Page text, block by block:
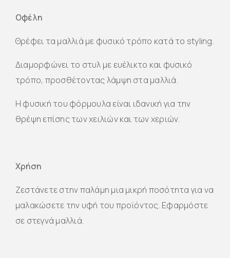
Οφέλη
Θρέφει τα μαλλιά με φυσικό τρόπο κατά το styling.
Διαμορφώνει το στυλ με ευέλικτο και φυσικό
τρόπο, προσθέτοντας λάμψη στα μαλλιά.
Η φυσική του φόρμουλα είναι ιδανική για την
θρέψη επίσης των χειλιών και των χεριών.
Χρήση
Ζεστάνετε στην παλάμη μια μικρή ποσότητα για να
μαλακώσετε την υφή του προϊόντος. Εφαρμόστε
σε στεγνά μαλλιά.